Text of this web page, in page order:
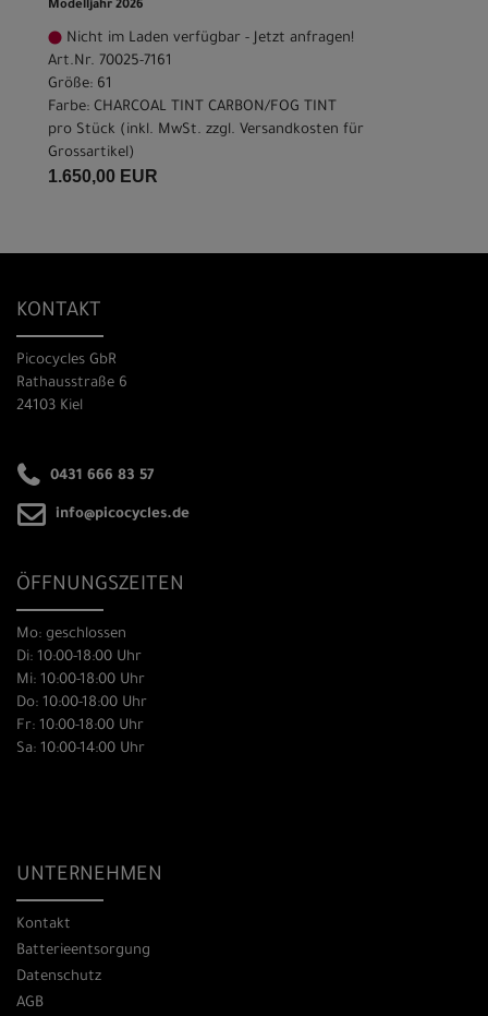
Modelljahr 2026
Nicht im Laden verfügbar - Jetzt anfragen!
Art.Nr. 70025-7161
Größe: 61
Farbe: CHARCOAL TINT CARBON/FOG TINT
pro Stück (inkl. MwSt. zzgl. Versandkosten für
Grossartikel)
1.650,00 EUR
KONTAKT
Picocycles GbR
Rathausstraße 6
24103 Kiel
0431 666 83 57
info@picocycles.de
ÖFFNUNGSZEITEN
Mo: geschlossen
Di: 10:00-18:00 Uhr
Mi: 10:00-18:00 Uhr
Do: 10:00-18:00 Uhr
Fr: 10:00-18:00 Uhr
Sa: 10:00-14:00 Uhr
UNTERNEHMEN
Kontakt
Batterieentsorgung
Datenschutz
AGB